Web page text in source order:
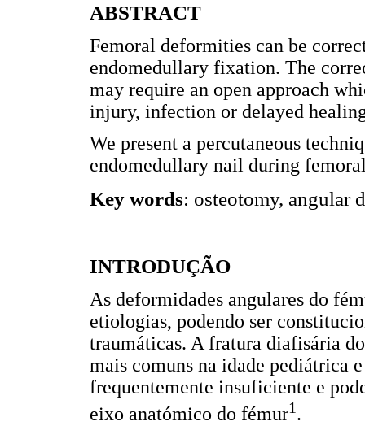
ABSTRACT
Femoral deformities can be
endomedullary fixation. The
may require an open approach
injury, infection or delayed
We present a percutaneous
endomedullary nail during
Key words: osteotomy, angular
INTRODUÇÃO
As deformidades angulares do
etiologias, podendo ser
traumáticas. A fratura diafisária
mais comuns na idade pediátrica
frequentemente insuficiente e
eixo anatómico do fémur1.